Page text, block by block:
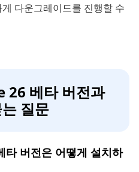
다운그레이드를 진행할 수
26 베타 버전과
질문
타 버전은 어떻게 설치하